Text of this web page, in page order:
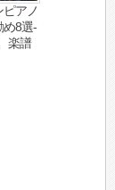
アノ
め8選-
楽譜